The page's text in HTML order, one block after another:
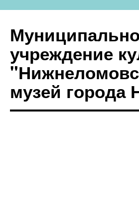
учреждение
музей